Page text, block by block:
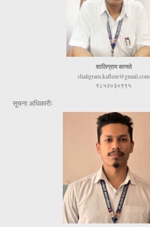
शालिग्राम काफ्ले
shaligram.kafleur@gmail.com
९८५२०३०९९५
सूचना अधिकारीः